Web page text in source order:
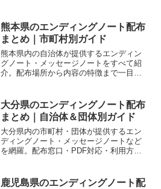
熊本県のエンディングノート配布
まとめ｜市町村別ガイド
熊本県内の自治体が提供するエンディン
グノート・メッセージノートをすべて紹
介。配布場所から内容の特徴まで一目で
大分県のエンディングノート配布
まとめ｜自治体＆団体別ガイド
大分県内の市町村・団体が提供するエン
ディングノート・メッセージノートなど
を網羅。配布窓口・PDF対応・利用方法
鹿児島県のエンディングノート配